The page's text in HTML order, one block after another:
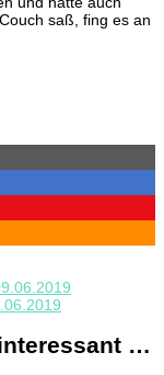
saß, fing es an
…